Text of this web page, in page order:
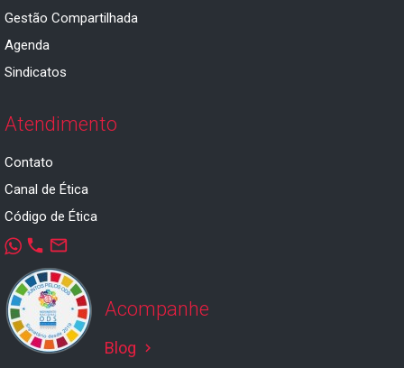
Gestão Compartilhada
Agenda
Sindicatos
Atendimento
Contato
Canal de Ética
Código de Ética
phone mail_outline
Acompanhe
Blog keyboard_arrow_right